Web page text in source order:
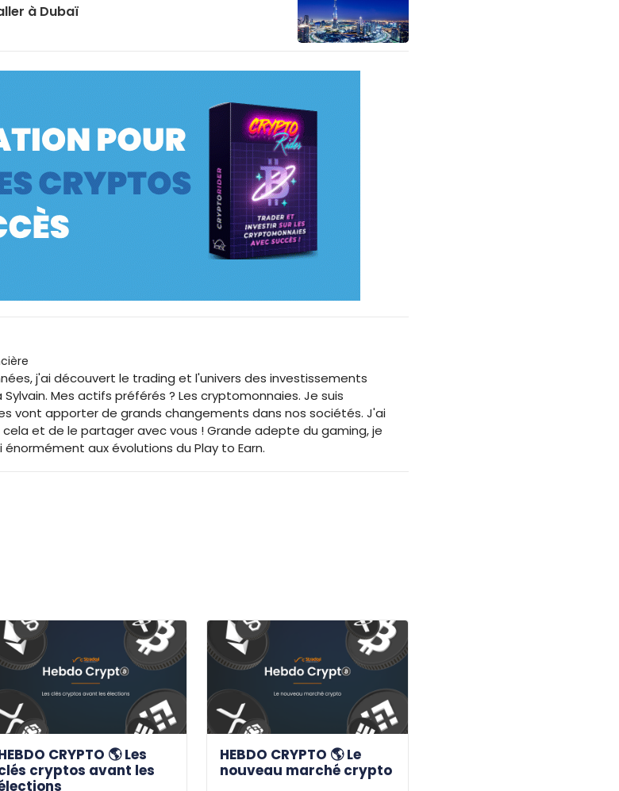
à Dubaï
j'ai découvert le trading et l'univers des investissements
Mes actifs préférés ? Les cryptomonnaies. Je suis
vont apporter de grands changements dans nos sociétés. J'ai
et de le partager avec vous ! Grande adepte du gaming, je
aux évolutions du Play to Earn.
CRYPTO 🌎 Les
cryptos avant les
HEBDO CRYPTO 🌎 Le
nouveau marché crypto